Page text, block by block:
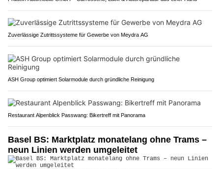
Zuverlässige Zutrittssysteme für Gewerbe von Meydra AG
ASH Group optimiert Solarmodule durch gründliche Reinigung
Restaurant Alpenblick Passwang: Bikertreff mit Panorama
Basel BS: Marktplatz monatelang ohne Trams –
neun Linien werden umgeleitet